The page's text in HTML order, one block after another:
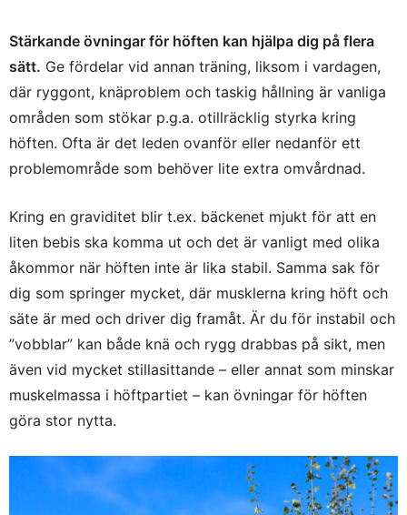
Stärkande övningar för höften kan hjälpa dig på flera
sätt. Ge fördelar vid annan träning, liksom i vardagen,
där ryggont, knäproblem och taskig hållning är vanliga
områden som stökar p.g.a. otillräcklig styrka kring
höften. Ofta är det leden ovanför eller nedanför ett
problemområde som behöver lite extra omvårdnad.
Kring en graviditet blir t.ex. bäckenet mjukt för att en
liten bebis ska komma ut och det är vanligt med olika
åkommor när höften inte är lika stabil. Samma sak för
dig som springer mycket, där musklerna kring höft och
säte är med och driver dig framåt. Är du för instabil och
”vobblar” kan både knä och rygg drabbas på sikt, men
även vid mycket stillasittande – eller annat som minskar
muskelmassa i höftpartiet – kan övningar för höften
göra stor nytta.